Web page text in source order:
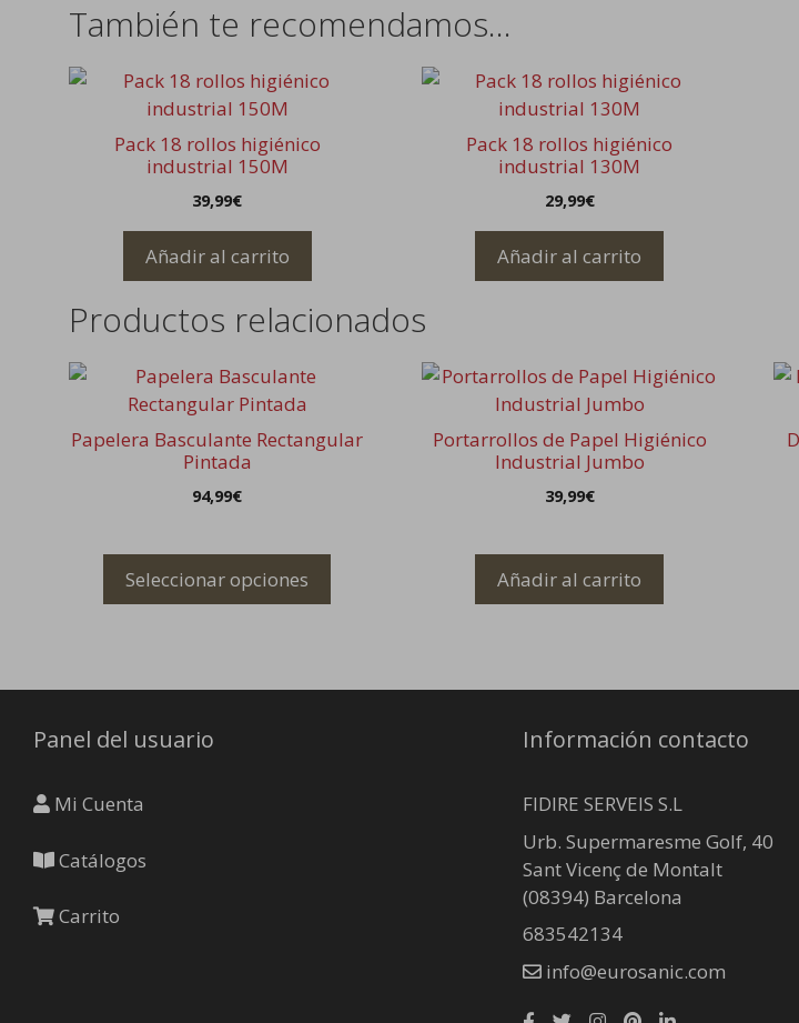
También te recomendamos…
Pack 18 rollos higiénico
industrial 150M
39,99€
Añadir al carrito
Pack 18 rollos higiénico
industrial 130M
29,99€
Añadir al carrito
Productos relacionados
Papelera Basculante Rectangular
Pintada
94,99€
Seleccionar opciones
Este
producto
tiene
múltiples
de
Portarrollos de Papel Higiénico
Industrial Jumbo
39,99€
Añadir al carrito
Panel del usuario
Mi Cuenta
Catálogos
Carrito
Información contacto
FIDIRE SERVEIS S.L
Urb. Supermaresme Golf, 40
Sant Vicenç de Montalt
(08394) Barcelona
683542134
info@eurosanic.com